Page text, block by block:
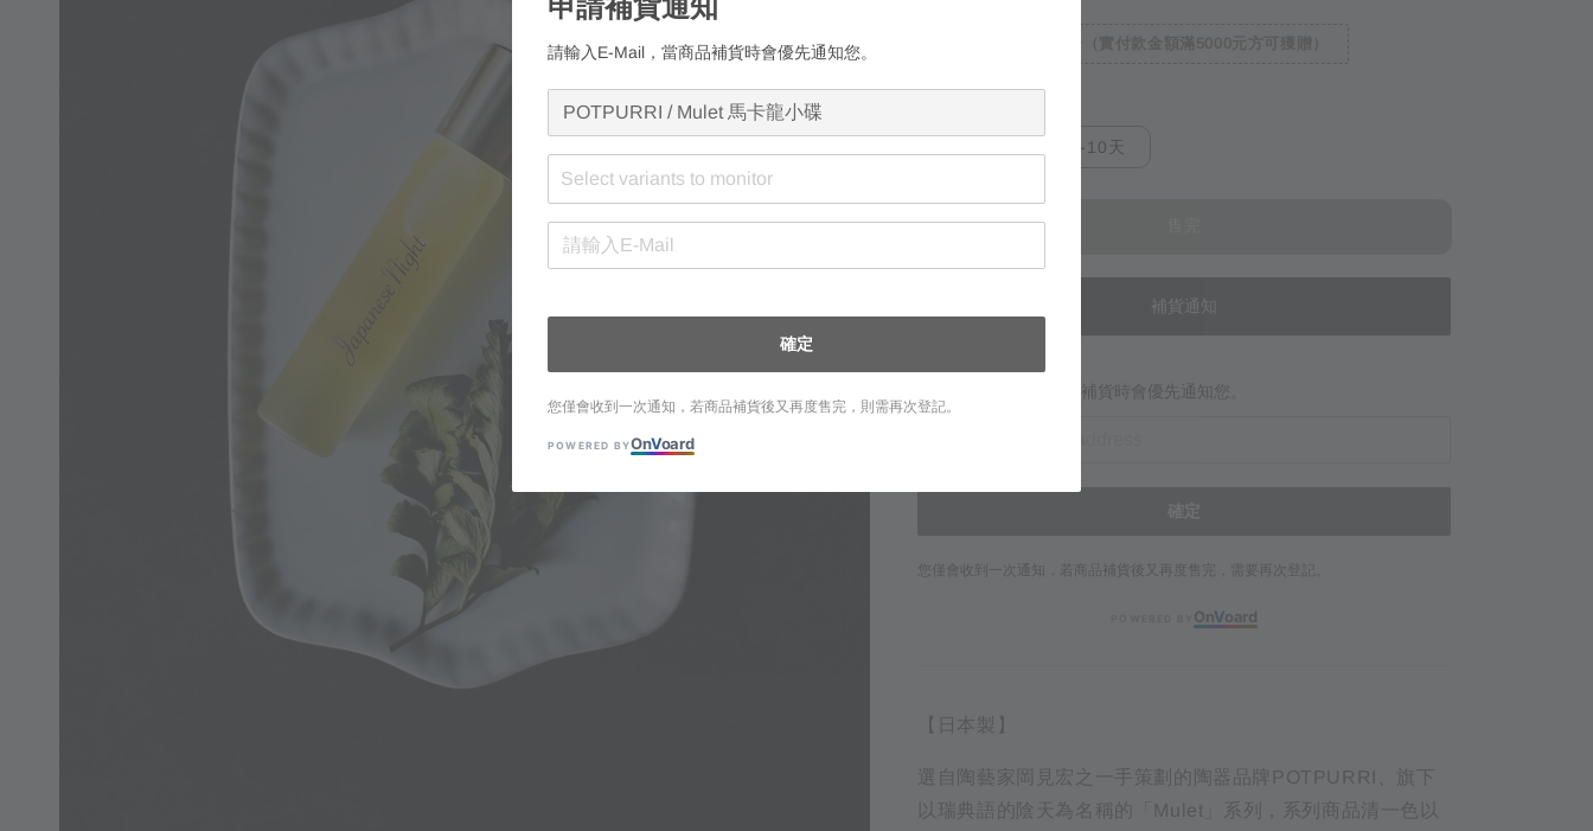
預購7-10天
補貨通知
請輸入E-Mail，當商品補貨時會優先通知您。
您僅會收到一次通知，若商品補貨後又再度售完，需要再次登記。
OnVoard
【日本製】
選自陶藝家岡見宏之一手策劃的陶器品牌POTPURRI、旗下
以瑞典語的陰天為名稱的「Mulet」系列，系列商品清一色以
請輸入E-Mail，當商品補貨時會優先通知您。
Select variants to monitor
確定
您僅會收到一次通知，若商品補貨後又再度售完，則需再次登記。
POWERED BYOnVoard